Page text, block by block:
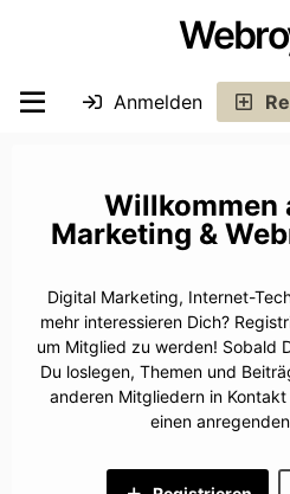
Anmelden
Marketing &
Digital Marketing, Internet-
mehr interessieren Dich?
um Mitglied zu werden! Sobald
Du loslegen, Themen und
anderen Mitgliedern in
einen